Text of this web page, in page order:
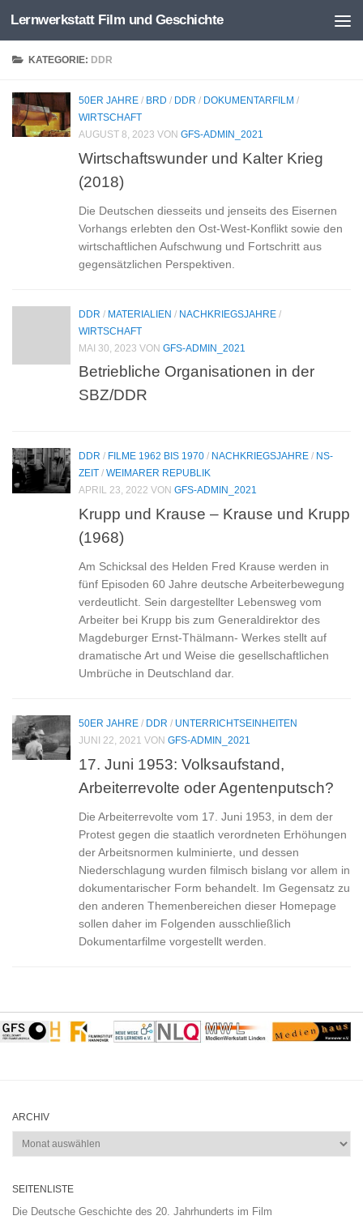
Zum Inhalt springen
Lernwerkstatt Film und Geschichte
KATEGORIE: DDR
50ER JAHRE / BRD / DDR / DOKUMENTARFILM /
WIRTSCHAFT
AUGUST 8, 2023 VON GFS-ADMIN_2021
Wirtschaftswunder und Kalter Krieg
(2018)
Die Deutschen diesseits und jenseits des Eisernen
Vorhangs erlebten den Ost-West-Konflikt sowie den
wirtschaftlichen Aufschwung und Fortschritt aus
gegensätzlichen Perspektiven.
DDR / MATERIALIEN / NACHKRIEGSJAHRE /
WIRTSCHAFT
MAI 30, 2023 VON GFS-ADMIN_2021
Betriebliche Organisationen in der
SBZ/DDR
DDR / FILME 1962 BIS 1970 / NACHKRIEGSJAHRE / NS-
ZEIT / WEIMARER REPUBLIK
APRIL 23, 2022 VON GFS-ADMIN_2021
Krupp und Krause – Krause und Krupp
(1968)
Am Schicksal des Helden Fred Krause werden in
fünf Episoden 60 Jahre deutsche Arbeiterbewegung
verdeutlicht. Sein dargestellter Lebensweg vom
Arbeiter bei Krupp bis zum Generaldirektor des
Magdeburger Ernst-Thälmann- Werkes stellt auf
dramatische Art und Weise die gesellschaftlichen
Umbrüche in Deutschland dar.
50ER JAHRE / DDR / UNTERRICHTSEINHEITEN
JUNI 22, 2021 VON GFS-ADMIN_2021
17. Juni 1953: Volksaufstand,
Arbeiterrevolte oder Agentenputsch?
Die Arbeiterrevolte vom 17. Juni 1953, in dem der
Protest gegen die staatlich verordneten Erhöhungen
der Arbeitsnormen kulminierte, und dessen
Niederschlagung wurden filmisch bislang vor allem in
dokumentarischer Form behandelt. Im Gegensatz zu
den anderen Themenbereichen dieser Homepage
sollen daher im Folgenden ausschließlich
Dokumentarfilme vorgestellt werden.
ARCHIV
Archiv
SEITENLISTE
Die Deutsche Geschichte des 20. Jahrhunderts im Film